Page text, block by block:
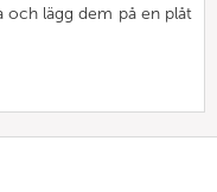
och lägg dem på en plåt